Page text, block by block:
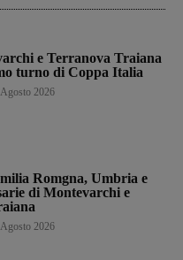
e Terranova Traiana
turno di Coppa Italia
2026
Romgna, Umbria e
di Montevarchi e
2026